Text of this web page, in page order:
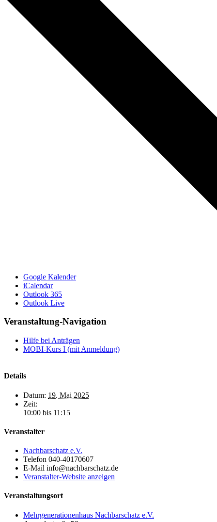
Google Kalender
iCalendar
Outlook 365
Outlook Live
Veranstaltung-Navigation
Hilfe bei Anträgen
MOBI-Kurs I (mit Anmeldung)
Details
Datum: 19. Mai 2025
Zeit:
10:00 bis 11:15
Veranstalter
Nachbarschatz e.V.
Telefon 040-40170607
E-Mail info@nachbarschatz.de
Veranstalter-Website anzeigen
Veranstaltungsort
Mehrgenerationenhaus Nachbarschatz e.V.